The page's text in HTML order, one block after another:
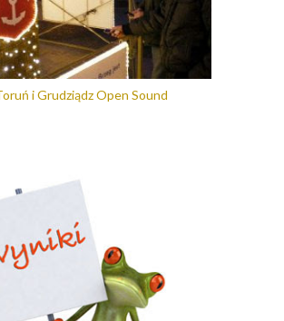
i Grudziądz Open Sound